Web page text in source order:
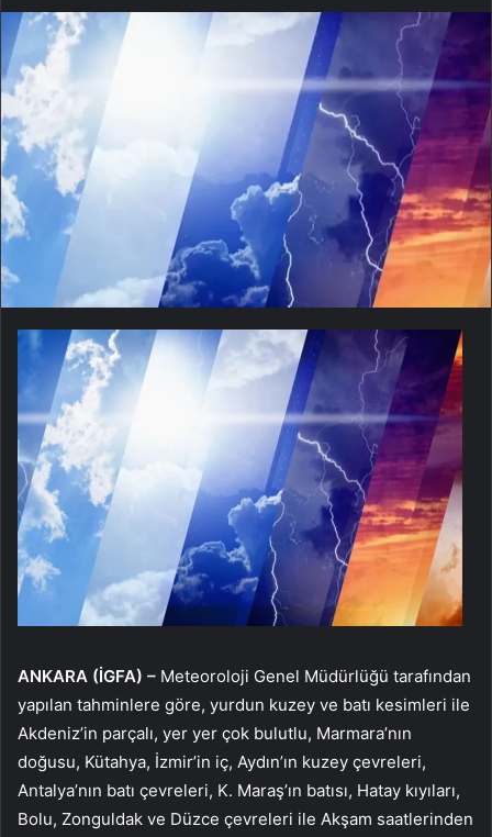
ANKARA (İGFA) – Meteoroloji Genel Müdürlüğü tarafından
yapılan tahminlere göre, yurdun kuzey ve batı kesimleri ile
Akdeniz’in parçalı, yer yer çok bulutlu, Marmara’nın
doğusu, Kütahya, İzmir’in iç, Aydın’ın kuzey çevreleri,
Antalya’nın batı çevreleri, K. Maraş’ın batısı, Hatay kıyıları,
Bolu, Zonguldak ve Düzce çevreleri ile Akşam saatlerinden